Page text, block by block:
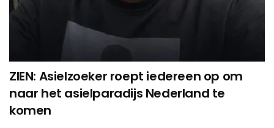
ZIEN: Asielzoeker roept iedereen op om
naar het asielparadijs Nederland te
komen